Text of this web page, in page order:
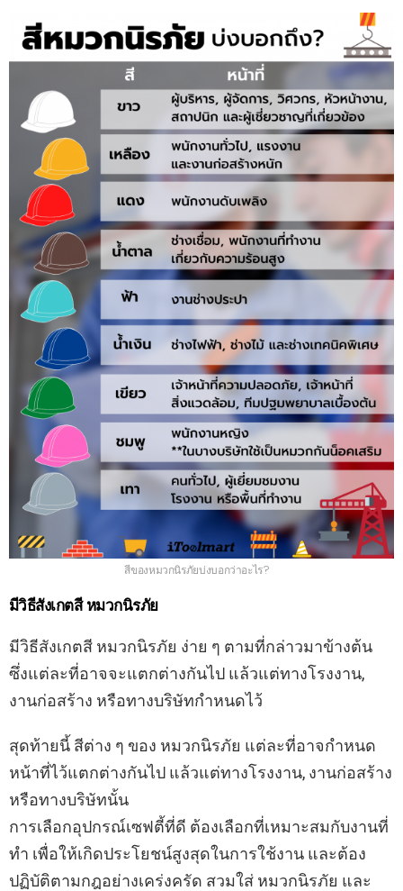
สีของหมวกนิรภัยบ่งบอกว่าอะไร?
มีวิธีสังเกตสี หมวกนิรภัย
มีวิธีสังเกตสี หมวกนิรภัย ง่าย ๆ ตามที่กล่าวมาข้างต้น
ซึ่งแต่ละที่อาจจะแตกต่างกันไป แล้วแต่ทางโรงงาน,
งานก่อสร้าง หรือทางบริษัทกำหนดไว้
สุดท้ายนี้ สีต่าง ๆ ของ หมวกนิรภัย แต่ละที่อาจกำหนด
หน้าที่ไว้แตกต่างกันไป แล้วแต่ทางโรงงาน, งานก่อสร้าง
หรือทางบริษัทนั้น
การเลือกอุปกรณ์เซฟตี้ที่ดี ต้องเลือกที่เหมาะสมกับงานที่
ทำ เพื่อให้เกิดประโยชน์สูงสุดในการใช้งาน และต้อง
ปฏิบัติตามกฎอย่างเคร่งครัด สวมใส่ หมวกนิรภัย และ